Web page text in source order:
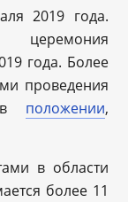
2019 года.
церемония
года. Более
проведения
в положении,
в области
более 11